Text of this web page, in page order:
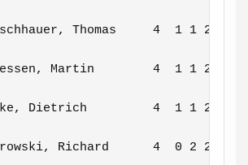
Thomas     4  1 1 2
Martin        4  1 1 2
Dietrich         4  1 1 2
Richard      4  0 2 2